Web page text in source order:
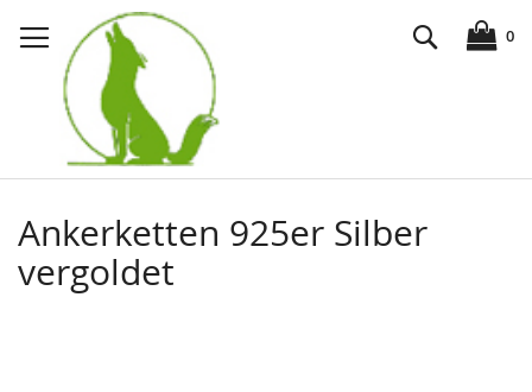
zum
Inhalt
0
Suche
Ankerketten 925er Silber
vergoldet